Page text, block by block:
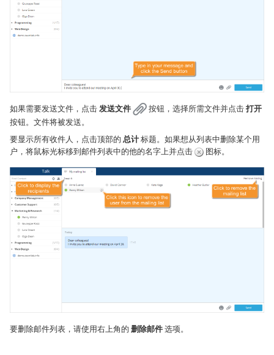
如果需要发送文件，点击发送文件 按钮，选择所需文件并点击打开
按钮。文件将被发送。
要显示所有收件人，点击顶部的 总计标题。如果想从列表中删除某个用
户，将鼠标光标移到邮件列表中的他的名字上并点击
图标。
要删除邮件列表，请使用右上角的 删除邮件选项。